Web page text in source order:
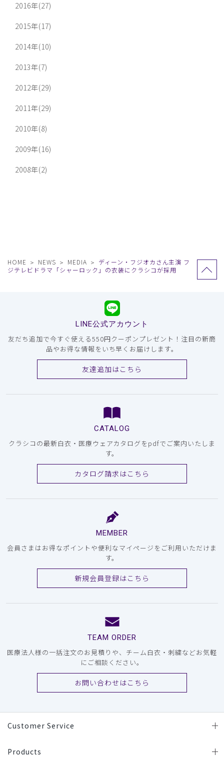
2016年(27)
2015年(17)
2014年(10)
2013年(7)
2012年(29)
2011年(29)
2010年(8)
2009年(16)
2008年(2)
HOME NEWS MEDIA
ディーン・フジオカさん主演 フ
ジテレビドラマ「シャーロック」の衣装にクラシコが採用
LINE公式アカウント
友だち追加で今すぐ使える550円クーポンプレゼント！注目の新商
品やお得な情報をいち早くお届けします。
友達追加はこちら
CATALOG
クラシコの最新白衣・医療ウェアカタログをpdfでご案内いたしま
す。
カタログ請求はこちら
MEMBER
会員さまはお得なポイントや便利なマイページをご利用いただけま
す。
新規会員登録はこちら
TEAM ORDER
医療法人様の一括注文のお見積りや、チーム白衣・刺繍などお気軽
にご相談ください。
お問い合わせはこちら
Customer Service
Products